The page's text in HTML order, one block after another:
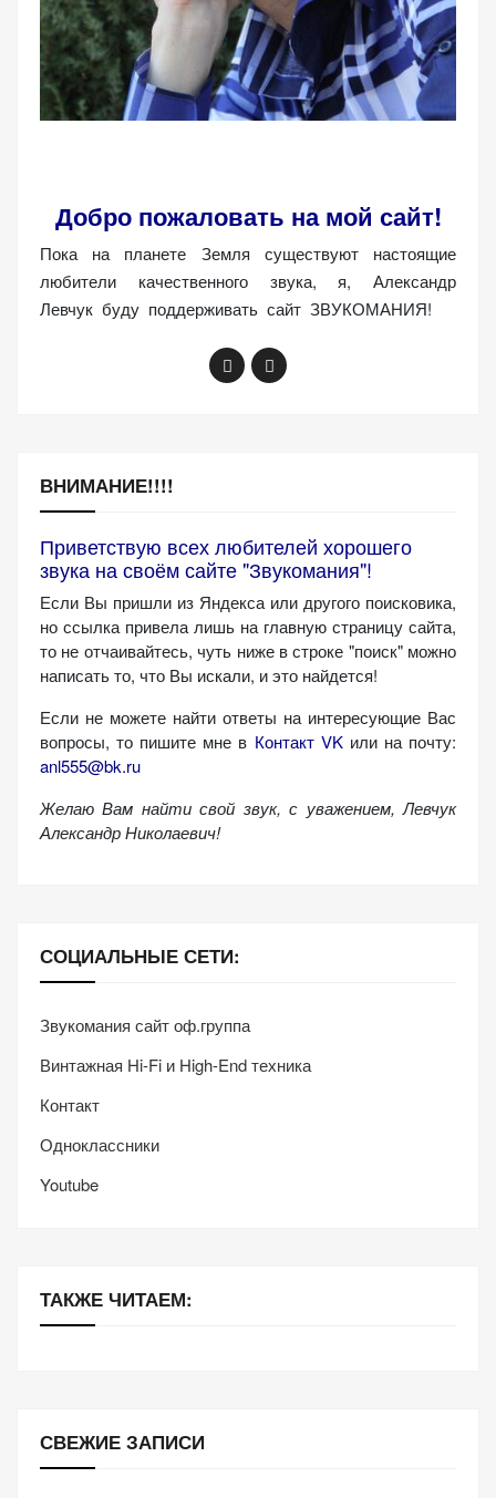
Добро пожаловать на мой сайт!
Пока на планете Земля существуют настоящие
любители качественного звука, я, Александр
Левчук буду поддерживать сайт ЗВУКОМАНИЯ!
ВНИМАНИЕ!!!!
Приветствую всех любителей хорошего
звука на своём сайте "Звукомания"!
Если Вы пришли из Яндекса или другого поисковика,
но ссылка привела лишь на главную страницу сайта,
то не отчаивайтесь, чуть ниже в строке "поиск" можно
написать то, что Вы искали, и это найдется!
Если не можете найти ответы на интересующие Вас
вопросы, то пишите мне в Контакт VKили на почту:
anl555@bk.ru
Желаю Вам найти свой звук, с уважением, Левчук
Александр Николаевич!
СОЦИАЛЬНЫЕ СЕТИ:
Звукомания сайт оф.группа
Винтажная Hi-Fi и High-End техника
Контакт
Одноклассники
Youtube
ТАКЖЕ ЧИТАЕМ:
СВЕЖИЕ ЗАПИСИ